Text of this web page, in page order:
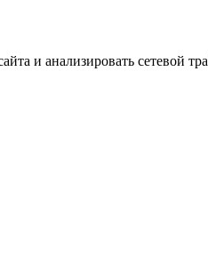
и анализировать сетевой